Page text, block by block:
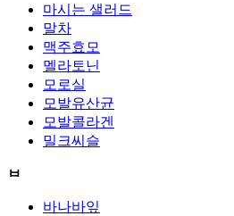
마시는 샐러드
말차
맥주효모
멜라토닌
모로실
모발유산균
모발콜라겐
밀크씨슬
ㅂ
바나바잎